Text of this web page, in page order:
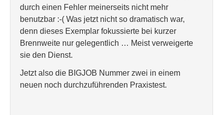
durch einen Fehler meinerseits nicht mehr
benutzbar :-( Was jetzt nicht so dramatisch war,
denn dieses Exemplar fokussierte bei kurzer
Brennweite nur gelegentlich … Meist verweigerte
sie den Dienst.
Jetzt also die BIGJOB Nummer zwei in einem
neuen noch durchzuführenden Praxistest.